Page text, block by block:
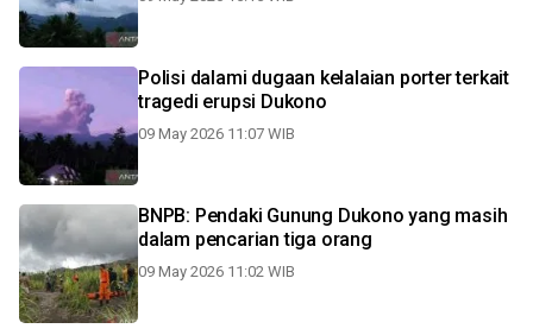
Polisi dalami dugaan kelalaian porter terkait
tragedi erupsi Dukono
09 May 2026 11:07 WIB
BNPB: Pendaki Gunung Dukono yang masih
dalam pencarian tiga orang
09 May 2026 11:02 WIB